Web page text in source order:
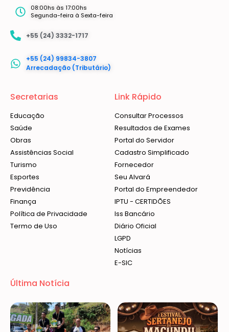
08:00hs às 17:00hs
Segunda-feira à Sexta-feira
+55 (24) 3332-1717
+55 (24) 99834-3807
Arrecadação (Tributário)
Secretarias
Educação
Saúde
Obras
Assistências Social
Turismo
Esportes
Previdência
Finança
Política de Privacidade
Termo de Uso
Link Rápido
Consultar Processos
Resultados de Exames
Portal do Servidor
Cadastro Simplificado
Fornecedor
Seu Alvará
Portal do Empreendedor
IPTU - CERTIDÕES
Iss Bancário
Diário Oficial
LGPD
Notícias
E-SIC
Última Notícia